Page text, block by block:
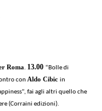
Roma. 13.00 “Bolle di
con Aldo Cibic in
fai agli altri quello che
(Corraini edizioni).